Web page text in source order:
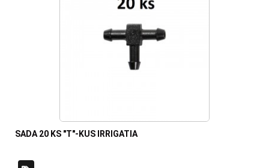
SADA 20 KS "T"-KUS IRRIGATIA